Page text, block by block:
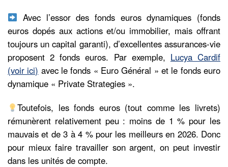
Avec l’essor des fonds euros dynamiques (fonds
euros dopés aux actions et/ou immobilier, mais offrant
toujours un capital garanti), d’excellentes assurances-vie
proposent 2 fonds euros. Par exemple, Lucya Cardif
(voir ici) avec le fonds « Euro Général » et le fonds euro
dynamique « Private Strategies ».
Toutefois, les fonds euros (tout comme les livrets)
rémunèrent relativement peu : moins de 1 % pour les
mauvais et de 3 à 4 % pour les meilleurs en 2026. Donc
pour mieux faire travailler son argent, on peut investir
dans les unités de compte.